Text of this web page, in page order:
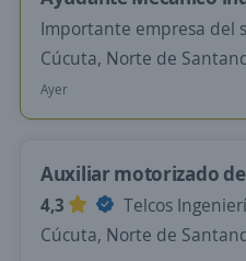
Importante empresa del
Cúcuta, Norte de
Ayer
Auxiliar motorizado
4,3
Telcos
Cúcuta, Norte de